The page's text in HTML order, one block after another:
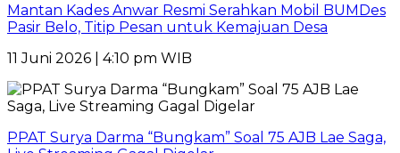
Mantan Kades Anwar Resmi Serahkan Mobil BUMDes
Pasir Belo, Titip Pesan untuk Kemajuan Desa
11 Juni 2026 | 4:10 pm WIB
PPAT Surya Darma “Bungkam” Soal 75 AJB Lae Saga,